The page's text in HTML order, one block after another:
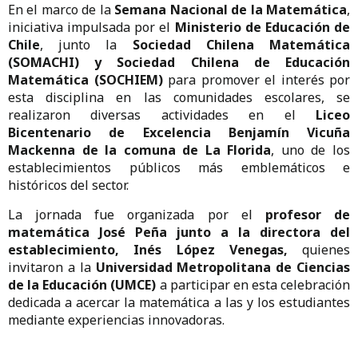
En el marco de la Semana Nacional de la Matemática,
iniciativa impulsada por el Ministerio de Educación de
Chile, junto la Sociedad Chilena Matemática
(SOMACHI) y Sociedad Chilena de Educación
Matemática (SOCHIEM)para promover el interés por
esta disciplina en las comunidades escolares, se
realizaron diversas actividades en el Liceo
Bicentenario de Excelencia Benjamín Vicuña
Mackenna de la comuna de La Florida, uno de los
establecimientos públicos más emblemáticos e
históricos del sector.
La jornada fue organizada por el profesor de
matemática José Peña junto a la directora del
establecimiento, Inés López Venegas, quienes
invitaron a la Universidad Metropolitana de Ciencias
de la Educación (UMCE) a participar en esta celebración
dedicada a acercar la matemática a las y los estudiantes
mediante experiencias innovadoras.